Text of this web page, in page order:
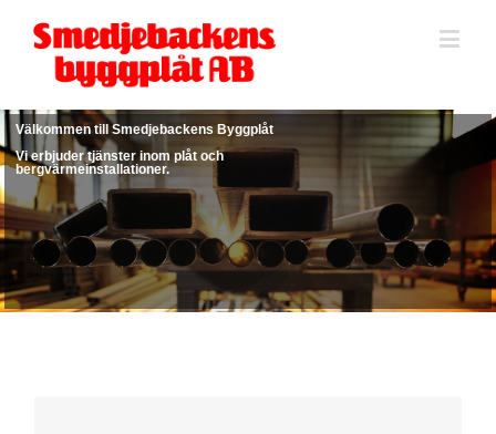
Välkommen till Smedjebackens Byggplåt
Vi erbjuder tjänster inom plåt och
bergvärmeinstallationer.